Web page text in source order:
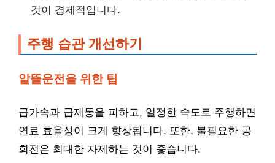
것이 경제적입니다.
주행 습관 개선하기
알뜰운전을 위한 팁
급가속과 급제동을 피하고, 일정한 속도로 주행하면
연료 효율성이 크게 향상됩니다. 또한, 불필요한 공
회전은 최대한 자제하는 것이 좋습니다.